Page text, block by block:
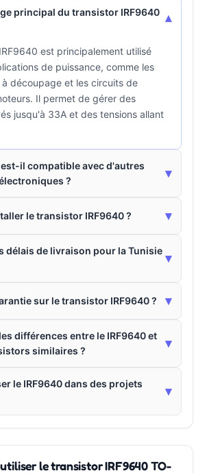
principal du transistor IRF9640
▾
est principalement utilisé
de puissance, comme les
découpage et les circuits de
Il permet de gérer des
jusqu'à 33A et des tensions allant
il compatible avec d'autres
?
▾
le transistor IRF9640 ? ▾
délais de livraison pour la Tunisie
▾
sur le transistor IRF9640 ? ▾
différences entre le IRF9640 et
similaires ?
▾
le IRF9640 dans des projets
▾
le transistor IRF9640 TO-